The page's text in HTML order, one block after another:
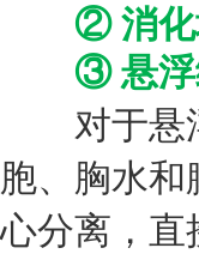
② 消化
③ 悬浮
对于悬浮
胞、胸水
心分离，直